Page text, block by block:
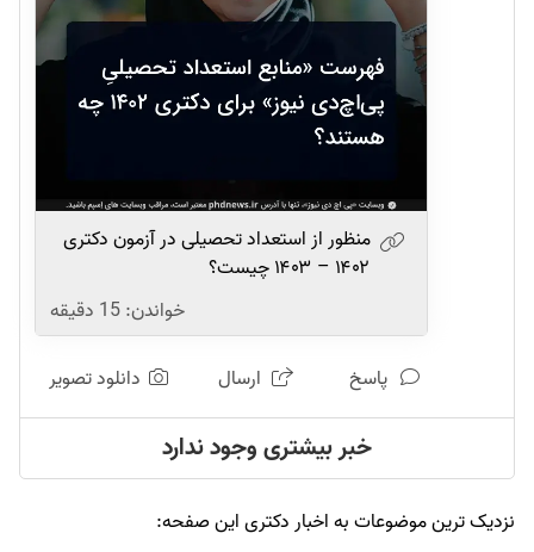
منظور از استعداد تحصیلی در آزمون دکتری
۱۴۰۲ – ۱۴۰۳ چیست؟
خواندن:15 دقیقه
پاسخ ارسال دانلود تصویر
خبر بیشتری وجود ندارد
نزدیک ترین موضوعات به اخبار دکتری این صفحه: